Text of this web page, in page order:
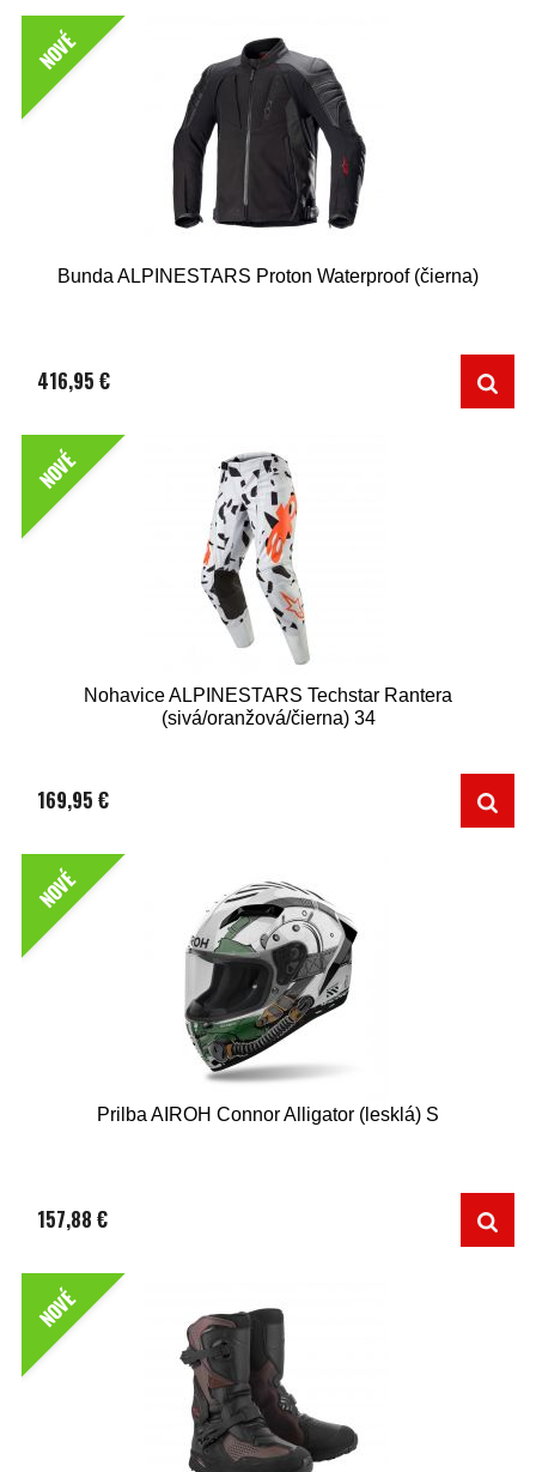
NOVÉ
Bunda ALPINESTARS Proton Waterproof (čierna)
416,95 €
NOVÉ
Nohavice ALPINESTARS Techstar Rantera
(sivá/oranžová/čierna) 34
169,95 €
NOVÉ
Prilba AIROH Connor Alligator (lesklá) S
157,88 €
NOVÉ